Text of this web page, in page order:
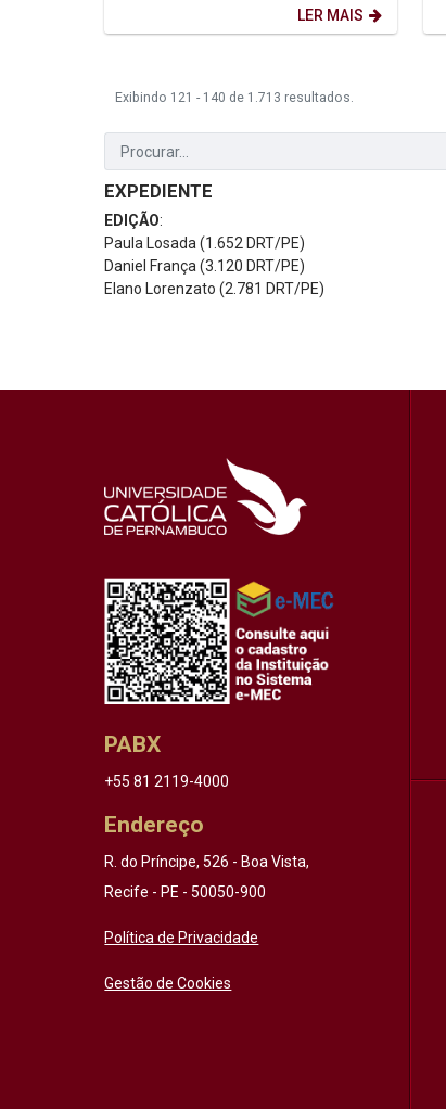
LER MAIS
Exibindo 121 - 140 de 1.713 resultados.
EXPEDIENTE
EDIÇÃO:
Paula Losada (1.652 DRT/PE)
Daniel França (3.120 DRT/PE)
Elano Lorenzato (2.781 DRT/PE)
PABX
+55 81 2119-4000
Endereço
R. do Príncipe, 526 - Boa Vista,
Recife - PE - 50050-900
Política de Privacidade
Gestão de Cookies